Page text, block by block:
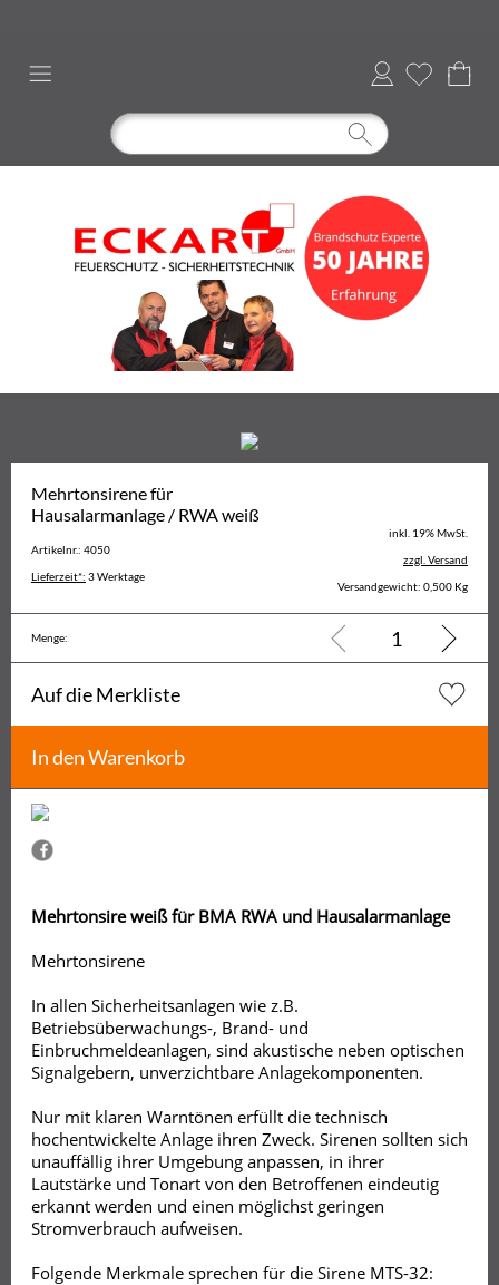
Anmelden
Mehrtonsirene für
Hausalarmanlage / RWA weiß
Artikelnr.: 4050
Lieferzeit*: 3 Werktage
inkl. 19% MwSt.
zzgl. Versand
Versandgewicht: 0,500 Kg
Menge:
Auf die Merkliste
In den Warenkorb
Mehrtonsire weiß für BMA RWA und Hausalarmanlage
Mehrtonsirene
In allen Sicherheitsanlagen wie z.B.
Betriebsüberwachungs-, Brand- und
Einbruchmeldeanlagen, sind akustische neben optischen
Signalgebern, unverzichtbare Anlagekomponenten.
Nur mit klaren Warntönen erfüllt die technisch
hochentwickelte Anlage ihren Zweck. Sirenen sollten sich
unauffällig ihrer Umgebung anpassen, in ihrer
Lautstärke und Tonart von den Betroffenen eindeutig
erkannt werden und einen möglichst geringen
Stromverbrauch aufweisen.
Folgende Merkmale sprechen für die Sirene MTS-32: